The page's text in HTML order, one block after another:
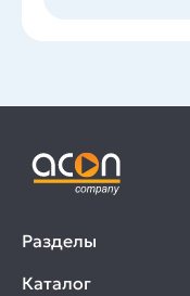
Разделы
Каталог